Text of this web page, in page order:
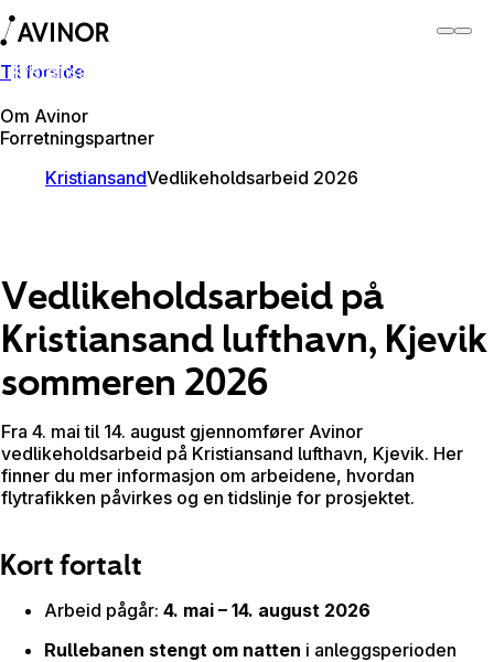
Til forside
Om Avinor
Forretningspartner
Kristiansand lufthavn
KristiansandVedlikeholdsarbeid 2026
Vedlikeholdsarbeid på
Kristiansand lufthavn, Kjevik
sommeren 2026
Fra 4. mai til 14. august gjennomfører Avinor
vedlikeholdsarbeid på Kristiansand lufthavn, Kjevik. Her
finner du mer informasjon om arbeidene, hvordan
flytrafikken påvirkes og en tidslinje for prosjektet.
Kort fortalt
Arbeid pågår: 4. mai – 14. august 2026
Rullebanen stengt om natten i anleggsperioden